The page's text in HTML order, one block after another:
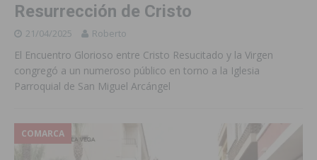
Resurrección de Cristo
21/04/2025 Roberto
El Encuentro Glorioso entre Cristo Resucitado y la Virgen
congregó a un numeroso público en torno a la Iglesia
Parroquial de San Miguel Arcángel
COMARCA